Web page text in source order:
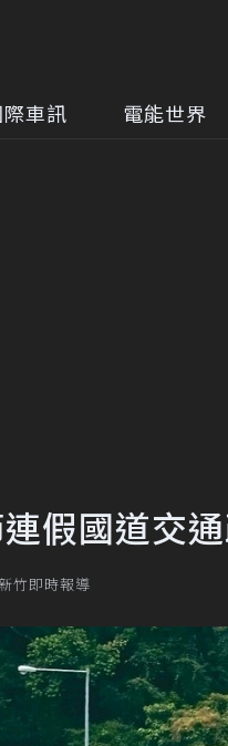
車訊 電能世界
假國道交
竹即時報導